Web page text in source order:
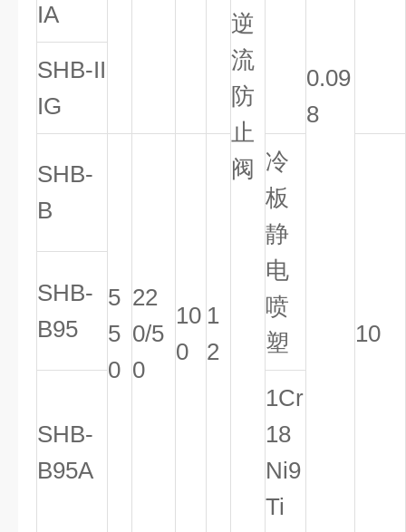
逆
流
防
止
阀
0.09
8
IA
SHB-II
IG
SHB-
B
5
5
0
22
0/5
0
10
0
1
2
冷
板
静
电
喷
塑
10
SHB-
B95
SHB-
B95A
1Cr
18
Ni9
Ti